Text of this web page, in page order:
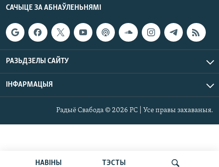
НАВІНЫ ТЭСТЫ
САЧЫЦЕ ЗА АБНАЎЛЕНЬНЯМІ
РАЗЬДЗЕЛЫ САЙТУ
ІНФАРМАЦЫЯ
Радыё Свабода © 2026 РС | Усе правы захаваныя.